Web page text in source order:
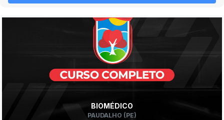
BIOMÉDICO
PAUDALHO (PE)